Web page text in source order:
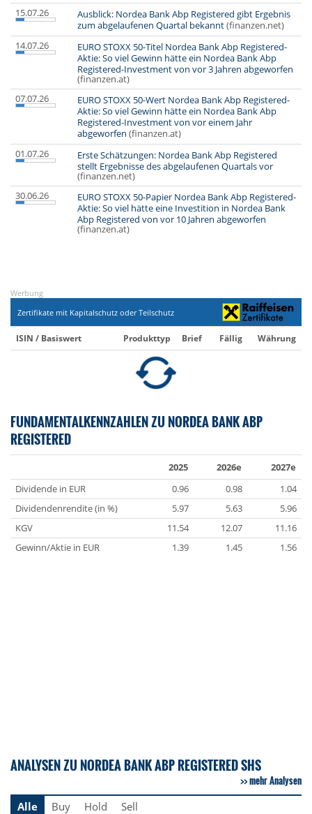
15.07.26
Ausblick: Nordea Bank Abp Registered gibt Ergebnis
zum abgelaufenen Quartal bekannt(finanzen.net)
14.07.26
EURO STOXX 50-Titel Nordea Bank Abp Registered-
Aktie: So viel Gewinn hätte ein Nordea Bank Abp
Registered-Investment von vor 3 Jahren abgeworfen
(finanzen.at)
07.07.26
EURO STOXX 50-Wert Nordea Bank Abp Registered-
Aktie: So viel Gewinn hätte ein Nordea Bank Abp
Registered-Investment von vor einem Jahr
abgeworfen (finanzen.at)
01.07.26
Erste Schätzungen: Nordea Bank Abp Registered
stellt Ergebnisse des abgelaufenen Quartals vor
(finanzen.net)
30.06.26
EURO STOXX 50-Papier Nordea Bank Abp Registered-
Aktie: So viel hätte eine Investition in Nordea Bank
Abp Registered von vor 10 Jahren abgeworfen
(finanzen.at)
Werbung
Zertifikate mit Kapitalschutz oder Teilschutz
ISIN / Basiswert Produkttyp Brief Fällig Währung
FUNDAMENTALKENNZAHLEN ZU NORDEA BANK ABP
REGISTERED
2025 2026e
2027e
Dividende in EUR
0.96 0.98
1.04
Dividendenrendite (in %)
5.97 5.63
5.96
KGV
11.54 12.07
11.16
Gewinn/Aktie in EUR
1.39 1.45 1.56
ANALYSEN ZU NORDEA BANK ABP REGISTERED SHS
mehr Analysen
Alle
Buy Hold Sell